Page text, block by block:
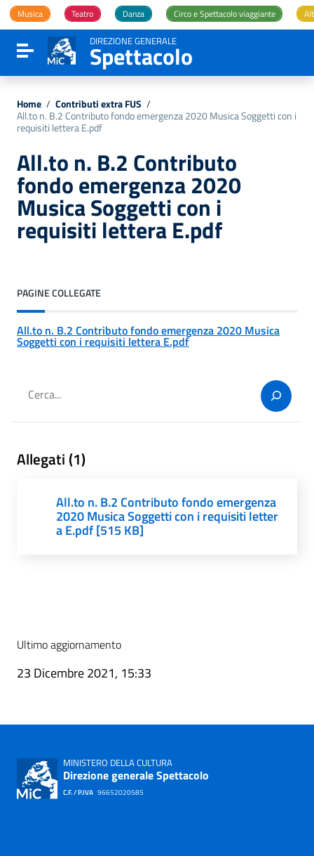
Vai ai contenuti
Vai al menu di navigazione
Vai al footer
Musica Teatro Danza Circo e Spettacolo viaggiante
Attiva / disattiva la navigazione
DIREZIONE GENERALE
Spettacolo
Home / Contributi extra FUS /
All.to n. B.2 Contributo fondo emergenza 2020 Musica Soggetti con i
requisiti lettera E.pdf
All.to n. B.2 Contributo
fondo emergenza 2020
Musica Soggetti con i
requisiti lettera E.pdf
PAGINE COLLEGATE
All.to n. B.2 Contributo fondo emergenza 2020 Musica
Soggetti con i requisiti lettera E.pdf
Cerca
Allegati (1)
All.to n. B.2 Contributo fondo emergenza
2020 Musica Soggetti con i requisiti letter
a E.pdf [515 KB]
Ultimo aggiornamento
23 Dicembre 2021, 15:33
MINISTERO DELLA CULTURA
Direzione generale Spettacolo
C.F. / P.IVA 96652020585